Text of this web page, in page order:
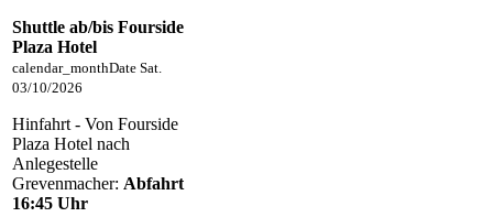
Shuttle ab/bis Fourside
Plaza Hotel
calendar_monthDate Sat.
03/10/2026
Hinfahrt - Von Fourside
Plaza Hotel nach
Anlegestelle
Grevenmacher: Abfahrt
16:45 Uhr